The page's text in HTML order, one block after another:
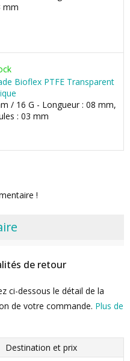
mm
Bioflex PTFE Transparent
/ 16 G - Longueur : 08 mm,
: 03 mm
!
de retour
ci-dessous le détail de la
de votre commande. Plus de
Destination et prix